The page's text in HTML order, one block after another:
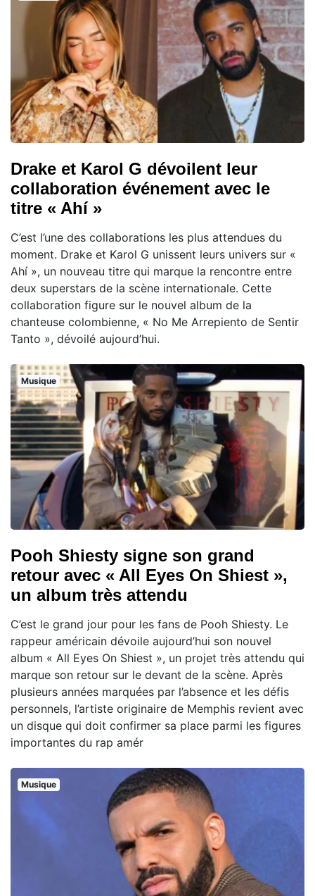
Drake et Karol G dévoilent leur
collaboration événement avec le
titre « Ahí »
C’est l’une des collaborations les plus attendues du
moment. Drake et Karol G unissent leurs univers sur «
Ahí », un nouveau titre qui marque la rencontre entre
deux superstars de la scène internationale. Cette
collaboration figure sur le nouvel album de la
chanteuse colombienne, « No Me Arrepiento de Sentir
Tanto », dévoilé aujourd’hui.
Musique
Pooh Shiesty signe son grand
retour avec « All Eyes On Shiest »,
un album très attendu
C’est le grand jour pour les fans de Pooh Shiesty. Le
rappeur américain dévoile aujourd’hui son nouvel
album « All Eyes On Shiest », un projet très attendu qui
marque son retour sur le devant de la scène. Après
plusieurs années marquées par l’absence et les défis
personnels, l’artiste originaire de Memphis revient avec
un disque qui doit confirmer sa place parmi les figures
importantes du rap amér
Musique